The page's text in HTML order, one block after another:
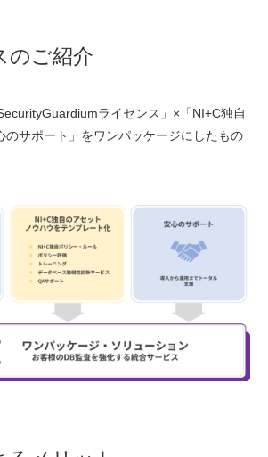
のご紹介
ライセンス」×「NI+C独自
のサポート」をワンパッケージにしたもの